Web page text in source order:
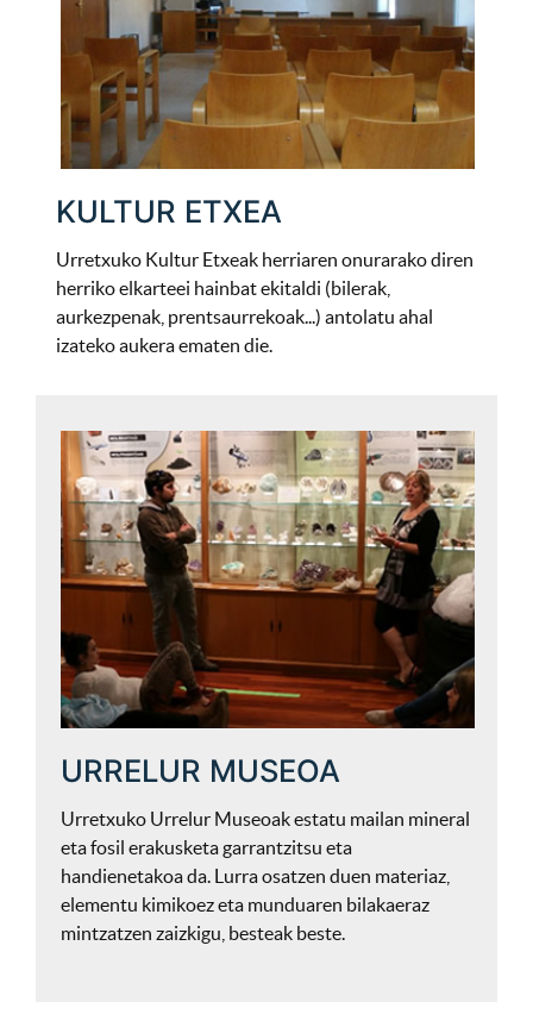
KULTUR ETXEA
Urretxuko Kultur Etxeak herriaren onurarako diren
herriko elkarteei hainbat ekitaldi (bilerak,
aurkezpenak, prentsaurrekoak...) antolatu ahal
izateko aukera ematen die.
URRELUR MUSEOA
Urretxuko Urrelur Museoak estatu mailan mineral
eta fosil erakusketa garrantzitsu eta
handienetakoa da. Lurra osatzen duen materiaz,
elementu kimikoez eta munduaren bilakaeraz
mintzatzen zaizkigu, besteak beste.